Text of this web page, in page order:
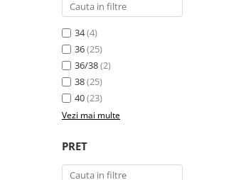
34(4)
36(25)
36/38(2)
38(25)
40(23)
Vezi mai multe
PRET